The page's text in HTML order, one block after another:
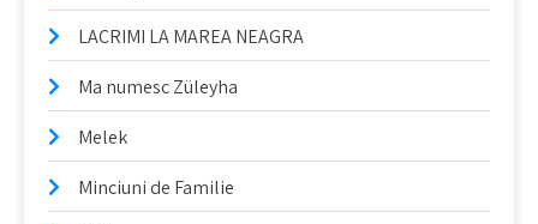
LACRIMI LA MAREA NEAGRA
Ma numesc Züleyha
Melek
Minciuni de Familie